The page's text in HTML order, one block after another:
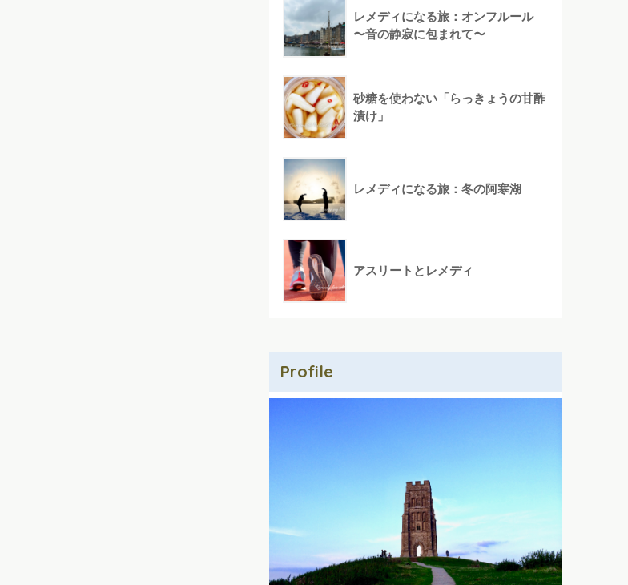
レメディになる旅：オンフルール
〜音の静寂に包まれて〜
砂糖を使わない「らっきょうの甘酢
漬け」
レメディになる旅：冬の阿寒湖
アスリートとレメディ
Profile